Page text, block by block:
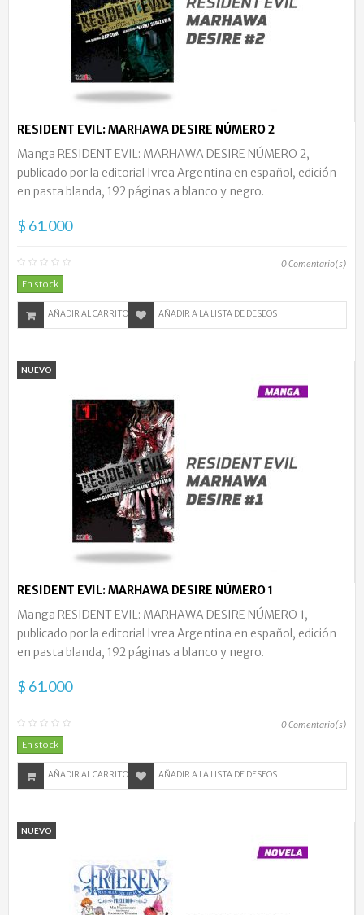
RESIDENT EVIL: MARHAWA DESIRE NÚMERO 2
Manga RESIDENT EVIL: MARHAWA DESIRE NÚMERO 2,
publicado por la editorial Ivrea Argentina en español, edición
en pasta blanda, 192 páginas a blanco y negro.
$ 61.000
0Comentario(s)
En stock
AÑADIR AL CARRITO AÑADIR A LA LISTA DE DESEOS
NUEVO
RESIDENT EVIL: MARHAWA DESIRE NÚMERO 1
Manga RESIDENT EVIL: MARHAWA DESIRE NÚMERO 1,
publicado por la editorial Ivrea Argentina en español, edición
en pasta blanda, 192 páginas a blanco y negro.
$ 61.000
0Comentario(s)
En stock
AÑADIR AL CARRITO AÑADIR A LA LISTA DE DESEOS
NUEVO